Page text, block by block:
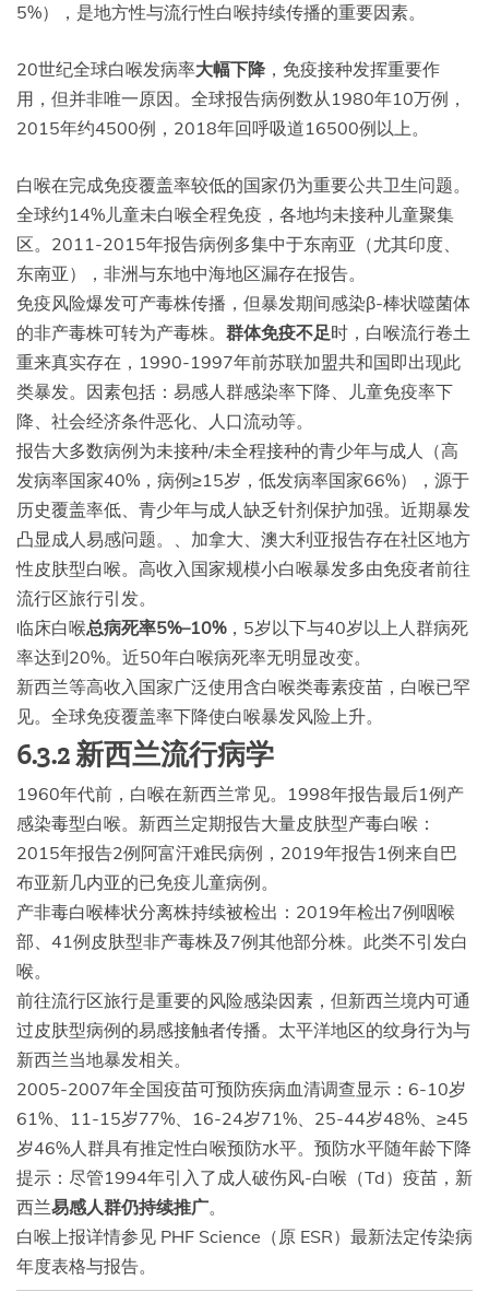
5%），是地方性与流行性白喉持续传播的重要因素。
20世纪全球白喉发病率大幅下降 ，免疫接种发挥重要作
用，但并非唯一原因。全球报告病例数从1980年10万例，
2015年约4500例，2018年回呼吸道16500例以上。
白喉在完成免疫覆盖率较低的国家仍为重要公共卫生问题。
全球约14%儿童未白喉全程免疫，各地均未接种儿童聚集
区。2011-2015年报告病例多集中于东南亚（尤其印度、
东南亚），非洲与东地中海地区漏存在报告。
免疫风险爆发可产毒株传播，但暴发期间感染β-棒状噬菌体
的非产毒株可转为产毒株。 群体免疫不足时，白喉流行卷土
重来真实存在，1990-1997年前苏联加盟共和国即出现此
类暴发。因素包括：易感人群感染率下降、儿童免疫率下
降、社会经济条件恶化、人口流动等。
报告大多数病例为未接种/未全程接种的青少年与成人（高
发病率国家40%，病例≥15岁，低发病率国家66%），源于
历史覆盖率低、青少年与成人缺乏针剂保护加强。近期暴发
凸显成人易感问题。、加拿大、澳大利亚报告存在社区地方
性皮肤型白喉。高收入国家规模小白喉暴发多由免疫者前往
流行区旅行引发。
临床白喉总病死率5%–10%，5岁以下与40岁以上人群病死
率达到20%。近50年白喉病死率无明显改变。
新西兰等高收入国家广泛使用含白喉类毒素疫苗，白喉已罕
见。全球免疫覆盖率下降使白喉暴发风险上升。
6.3.2 新西兰流行病学
1960年代前，白喉在新西兰常见。1998年报告最后1例产
感染毒型白喉。新西兰定期报告大量皮肤型产毒白喉：
2015年报告2例阿富汗难民病例，2019年报告1例来自巴
布亚新几内亚的已免疫儿童病例。
产非毒白喉棒状分离株持续被检出：2019年检出7例咽喉
部、41例皮肤型非产毒株及7例其他部分株。此类不引发白
喉。
前往流行区旅行是重要的风险感染因素，但新西兰境内可通
过皮肤型病例的易感接触者传播。太平洋地区的纹身行为与
新西兰当地暴发相关。
2005-2007年全国疫苗可预防疾病血清调查显示：6-10岁
61%、11-15岁77%、16-24岁71%、25-44岁48%、≥45
岁46%人群具有推定性白喉预防水平。预防水平随年龄下降
提示：尽管1994年引入了成人破伤风-白喉（Td）疫苗，新
西兰易感人群仍持续推广。
白喉上报详情参见 PHF Science（原 ESR）最新法定传染病
年度表格与报告。